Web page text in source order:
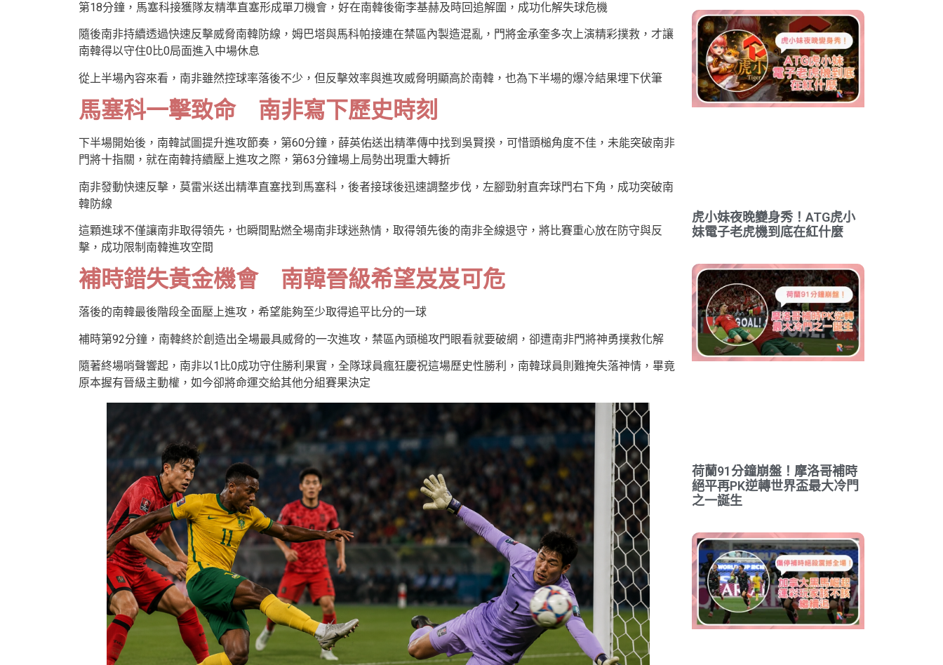
第18分鐘，馬塞科接獲隊友精準直塞形成單刀機會，好在南韓後衛李基赫及時回追解圍，成功化解失球危機
隨後南非持續透過快速反擊威脅南韓防線，姆巴塔與馬科帕接連在禁區內製造混亂，門將金承奎多次上演精彩撲救，才讓
南韓得以守住0比0局面進入中場休息
從上半場內容來看，南非雖然控球率落後不少，但反擊效率與進攻威脅明顯高於南韓，也為下半場的爆冷結果埋下伏筆
馬塞科一擊致命 南非寫下歷史時刻
下半場開始後，南韓試圖提升進攻節奏，第60分鐘，薛英佑送出精準傳中找到吳賢揆，可惜頭槌角度不佳，未能突破南非
門將十指關，就在南韓持續壓上進攻之際，第63分鐘場上局勢出現重大轉折
南非發動快速反擊，莫雷米送出精準直塞找到馬塞科，後者接球後迅速調整步伐，左腳勁射直奔球門右下角，成功突破南
韓防線
這顆進球不僅讓南非取得領先，也瞬間點燃全場南非球迷熱情，取得領先後的南非全線退守，將比賽重心放在防守與反
擊，成功限制南韓進攻空間
補時錯失黃金機會 南韓晉級希望岌岌可危
落後的南韓最後階段全面壓上進攻，希望能夠至少取得追平比分的一球
補時第92分鐘，南韓終於創造出全場最具威脅的一次進攻，禁區內頭槌攻門眼看就要破網，卻遭南非門將神勇撲救化解
隨著終場哨聲響起，南非以1比0成功守住勝利果實，全隊球員瘋狂慶祝這場歷史性勝利，南韓球員則難掩失落神情，畢竟
原本握有晉級主動權，如今卻將命運交給其他分組賽果決定
虎小妹夜晚變身秀！ATG虎小
妹電子老虎機到底在紅什麼
荷蘭91分鐘崩盤！摩洛哥補時
絕平再PK逆轉世界盃最大冷門
之一誕生